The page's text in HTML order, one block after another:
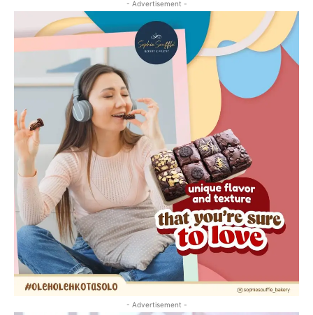
- Advertisement -
- Advertisement -